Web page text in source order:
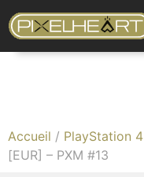
Accueil / PlayStation 4
[EUR] – PXM #13